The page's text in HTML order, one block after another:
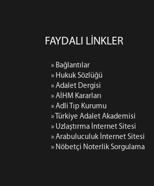
FAYDALI LİNKLER
» Bağlantılar
» Hukuk Sözlüğü
» Adalet Dergisi
» AİHM Kararları
» Adli Tıp Kurumu
» Türkiye Adalet Akademisi
» Uzlaştırma İnternet Sitesi
» Arabuluculuk İnternet Sitesi
» Nöbetçi Noterlik Sorgulama